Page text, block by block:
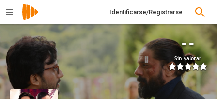
Identificarse/Registrarse
--
Sin valorar